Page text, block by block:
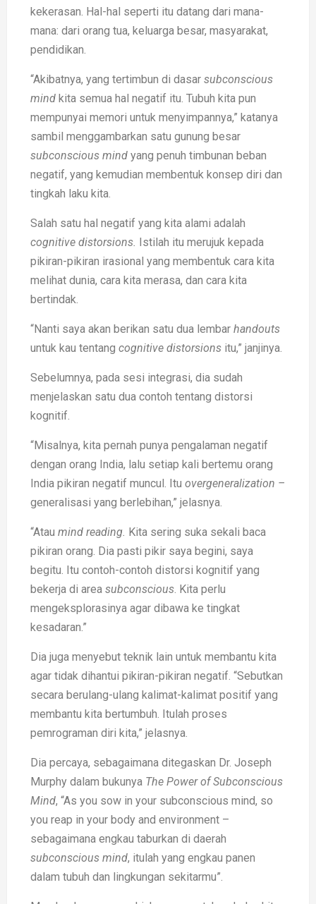
kekerasan. Hal-hal seperti itu datang dari mana-
mana: dari orang tua, keluarga besar, masyarakat,
pendidikan.
“Akibatnya, yang tertimbun di dasar subconscious
mind kita semua hal negatif itu. Tubuh kita pun
mempunyai memori untuk menyimpannya,” katanya
sambil menggambarkan satu gunung besar
subconscious mind yang penuh timbunan beban
negatif, yang kemudian membentuk konsep diri dan
tingkah laku kita.
Salah satu hal negatif yang kita alami adalah
cognitive distorsions. Istilah itu merujuk kepada
pikiran-pikiran irasional yang membentuk cara kita
melihat dunia, cara kita merasa, dan cara kita
bertindak.
“Nanti saya akan berikan satu dua lembar handouts
untuk kau tentang cognitive distorsions itu,” janjinya.
Sebelumnya, pada sesi integrasi, dia sudah
menjelaskan satu dua contoh tentang distorsi
kognitif.
“Misalnya, kita pernah punya pengalaman negatif
dengan orang India, lalu setiap kali bertemu orang
India pikiran negatif muncul. Itu overgeneralization –
generalisasi yang berlebihan,” jelasnya.
“Atau mind reading. Kita sering suka sekali baca
pikiran orang. Dia pasti pikir saya begini, saya
begitu. Itu contoh-contoh distorsi kognitif yang
bekerja di area subconscious . Kita perlu
mengeksplorasinya agar dibawa ke tingkat
kesadaran.”
Dia juga menyebut teknik lain untuk membantu kita
agar tidak dihantui pikiran-pikiran negatif. “Sebutkan
secara berulang-ulang kalimat-kalimat positif yang
membantu kita bertumbuh. Itulah proses
pemrograman diri kita,” jelasnya.
Dia percaya, sebagaimana ditegaskan Dr. Joseph
Murphy dalam bukunya The Power of Subconscious
Mind, “As you sow in your subconscious mind, so
you reap in your body and environment –
sebagaimana engkau taburkan di daerah
subconscious mind, itulah yang engkau panen
dalam tubuh dan lingkungan sekitarmu”.